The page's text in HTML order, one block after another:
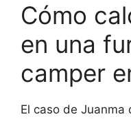
Cómo
en una
camper
El caso de Juanma